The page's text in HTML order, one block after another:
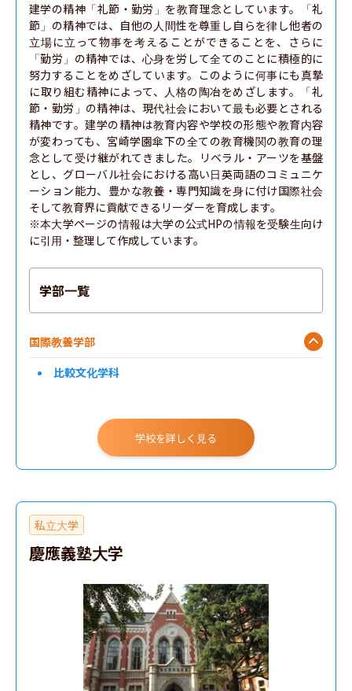
建学の精神「礼節・勤労」を教育理念としています。「礼
節」の精神では、自他の人間性を尊重し自らを律し他者の
立場に立って物事を考えることができることを、さらに
「勤労」の精神では、心身を労して全てのことに積極的に
努力することをめざしています。このように何事にも真摯
に取り組む精神によって、人格の陶冶をめざします。「礼
節・勤労」の精神は、現代社会において最も必要とされる
精神です。建学の精神は教育内容や学校の形態や教育内容
が変わっても、宮崎学園傘下の全ての教育機関の教育の理
念として受け継がれてきました。リベラル・アーツを基盤
とし、グローバル社会における高い日英両語のコミュニケ
ーション能力、豊かな教養・専門知識を身に付け国際社会
そして教育界に貢献できるリーダーを育成します。
※本大学ページの情報は大学の公式HPの情報を受験生向け
に引用・整理して作成しています。
学部一覧
国際教養学部
比較文化学科
学校を詳しく見る
私立大学
慶應義塾大学